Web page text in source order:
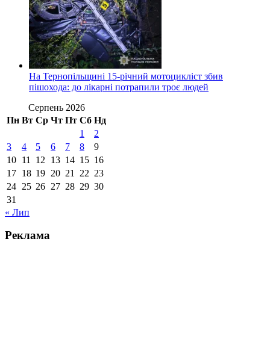
На Тернопільщині 15-річний мотоцикліст збив
пішохода: до лікарні потрапили троє людей
Серпень 2026
Пн Вт Ср Чт Пт Сб Нд
1
2
3
4 5 6 7 8
9
10 11 12 13 14 15 16
17 18 19 20 21 22 23
24 25 26 27 28 29 30
31
« Лип
Реклама